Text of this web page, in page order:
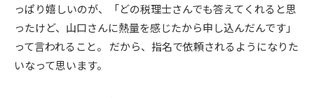
っぱり嬉しいのが、「どの税理士さんでも答えてくれると思
ったけど、山口さんに熱量を感じたから申し込んだんです」
って言われること。 だから、指名で依頼されるようになりた
いなって思います。